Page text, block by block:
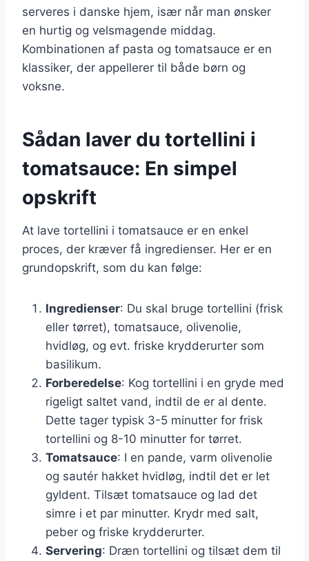
serveres i danske hjem, især når man ønsker
en hurtig og velsmagende middag.
Kombinationen af pasta og tomatsauce er en
klassiker, der appellerer til både børn og
voksne.
Sådan laver du tortellini i
tomatsauce: En simpel
opskrift
At lave tortellini i tomatsauce er en enkel
proces, der kræver få ingredienser. Her er en
grundopskrift, som du kan følge:
Ingredienser: Du skal bruge tortellini (frisk
eller tørret), tomatsauce, olivenolie,
hvidløg, og evt. friske krydderurter som
basilikum.
Forberedelse: Kog tortellini i en gryde med
rigeligt saltet vand, indtil de er al dente.
Dette tager typisk 3-5 minutter for frisk
tortellini og 8-10 minutter for tørret.
Tomatsauce: I en pande, varm olivenolie
og sautér hakket hvidløg, indtil det er let
gyldent. Tilsæt tomatsauce og lad det
simre i et par minutter. Krydr med salt,
peber og friske krydderurter.
Servering: Dræn tortellini og tilsæt dem til